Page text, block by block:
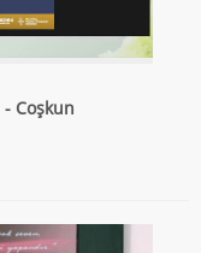
Coşkun